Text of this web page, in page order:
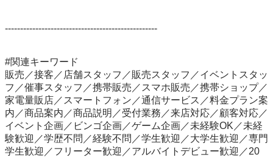
--------------------------------------------------
#関連キーワード
販売／接客／店舗スタッフ／販売スタッフ／イベントスタッ
フ／催事スタッフ／携帯販売／スマホ販売／携帯ショップ／
家電量販店／スマートフォン／通信サービス／料金プラン案
内／商品案内／商品説明／受付業務／来店対応／顧客対応／
イベント企画／ビンゴ企画／ゲーム企画／未経験OK／未経
験歓迎／学歴不問／経験不問／学生歓迎／大学生歓迎／専門
学生歓迎／フリーター歓迎／アルバイトデビュー歓迎／20